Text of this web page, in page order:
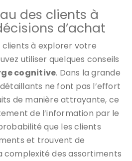
des clients à
d’achat
clients à explorer votre
utiliser quelques conseils
cognitive. Dans la grande
ne font pas l’effort
de manière attrayante, ce
de l’information par le
que les clients
et trouvent de
complexité des assortiments